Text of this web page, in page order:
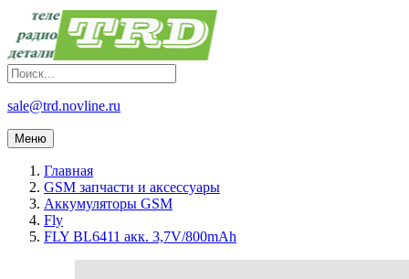
sale@trd.novline.ru
Меню
Главная
GSM запчасти и аксессуары
Аккумуляторы GSM
Fly
FLY BL6411 акк. 3,7V/800mAh